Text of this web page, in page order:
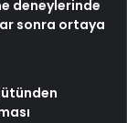
deneylerinde
sonra ortaya